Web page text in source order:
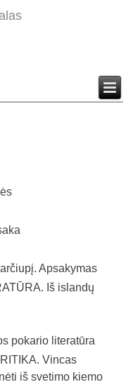
Apsakymas
Iš islandų
pokario literatūra
Vincas
iš svetimo kiemo